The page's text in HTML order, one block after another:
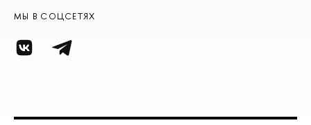
МЫ В СОЦСЕТЯХ